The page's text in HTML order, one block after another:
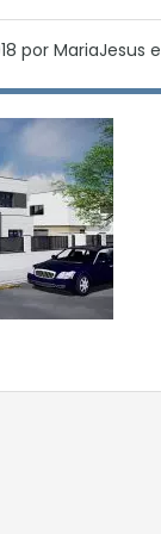
por MariaJesus